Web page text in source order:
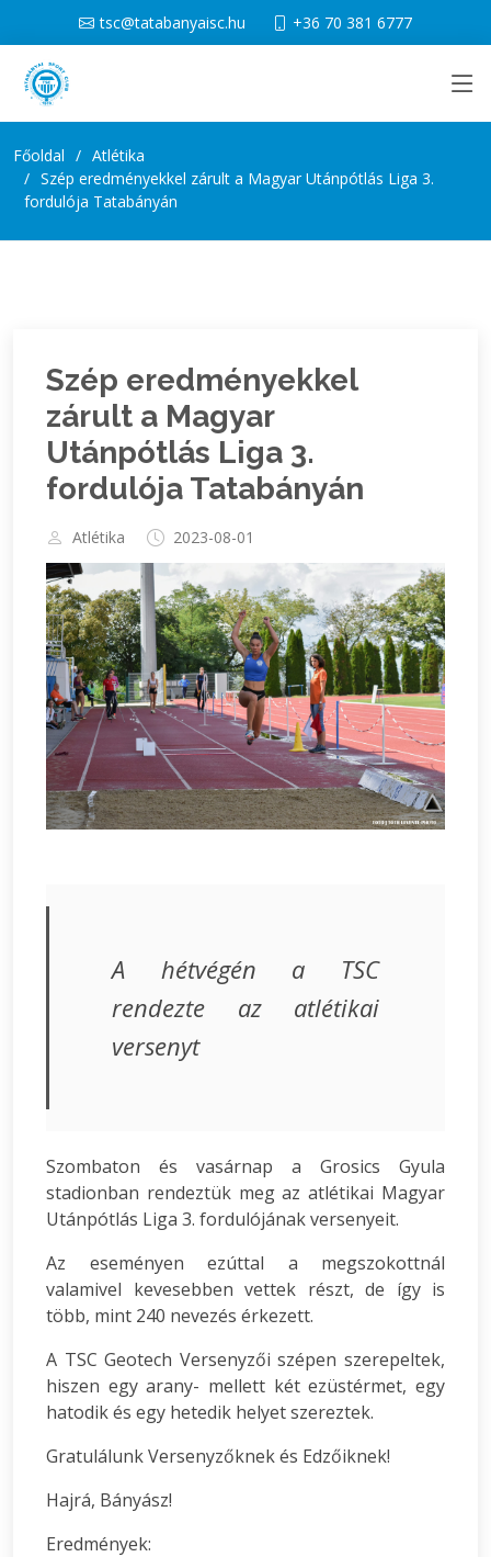
tsc@tatabanyaisc.hu +36 70 381 6777
Főoldal
Atlétika
Szép eredményekkel zárult a Magyar Utánpótlás Liga 3.
fordulója Tatabányán
Szép eredményekkel
zárult a Magyar
Utánpótlás Liga 3.
fordulója Tatabányán
Atlétika 2023-08-01
A hétvégén a TSC
rendezte az atlétikai
versenyt
Szombaton és vasárnap a Grosics Gyula
stadionban rendeztük meg az atlétikai Magyar
Utánpótlás Liga 3. fordulójának versenyeit.
Az eseményen ezúttal a megszokottnál
valamivel kevesebben vettek részt, de így is
több, mint 240 nevezés érkezett.
A TSC Geotech Versenyzői szépen szerepeltek,
hiszen egy arany- mellett két ezüstérmet, egy
hatodik és egy hetedik helyet szereztek.
Gratulálunk Versenyzőknek és Edzőiknek!
Hajrá, Bányász!
Eredmények: